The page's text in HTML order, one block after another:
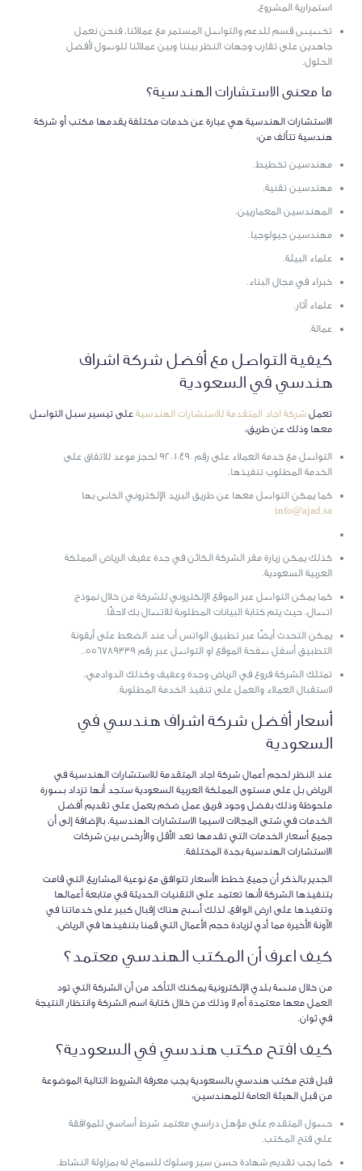
استمرارية المشروع.
تخصيص قسم للدعم والتواصل المستمر مع عملائنا، فنحن نعمل
جاهدين على تقارب وجهات النظر بيننا وبين عملائنا للوصول لأفضل
الحلول.
ما معنى الاستشارات الهندسية؟
الاستشارات الهندسية هي عبارة عن خدمات مختلفة يقدمها مكتب أو شركة
هندسية تتألف من:
مهندسين تخطيط.
مهندسين تقنية.
المهندسين المعماريين.
مهندسين جيولوجيا.
علماء البيئة.
خبراء في مجال البناء.
علماء آثار.
عمالة.
كيفية التواصل مع أفضل شركة اشراف
هندسي في السعودية
تعمل شركة اجاد المتقدمة للاستشارات الهندسيةعلى تيسير سبل التواصل
معها وذلك عن طريق:
التواصل مع خدمة العملاء على رقم 920010490 لحجز موعد للاتفاق على
الخدمة المطلوب تنفيذها.
كما يمكن التواصل معها عن طريق البريد الإلكتروني الخاص بها
info@ajad.sa
كذلك يمكن زيارة مقر الشركة الكائن في جدة عفيف الرياض المملكة
العربية السعودية.
كما يمكن التواصل عبر الموقع الإلكتروني للشركة من خلال نموذج
اتصال، حيث يتم كتابة البيانات المطلوبة للاتصال بك لاحقًا.
يمكن التحدث أيضًا عبر تطبيق الواتس أب عند الضغط على أيقونة
التطبيق أسفل صفحة الموقع او التواصل عبر رقم 0556789339.
تمتلك الشركة فروع في الرياض وجدة وعفيف وكذلك الدوادمي،
لاستقبال العملاء والعمل على تنفيذ الخدمة المطلوبة.
أسعار أفضل شركة اشراف هندسي في
السعودية
عند النظر لحجم أعمال شركة اجاد المتقدمة للاستشارات الهندسية في
الرياض بل على مستوى المملكة العربية السعودية ستجد أنها تزداد بصورة
ملحوظة وذلك بفضل وجود فريق عمل ضخم يعمل على تقديم أفضل
الخدمات في شتى المجالات لاسيما الاستشارات الهندسية، بالإضافة إلى أن
جميع أسعار الخدمات التي تقدمها تعد الأقل والأرخص بين شركات
الاستشارات الهندسية بجدة المختلفة.
الجدير بالذكر أن جميع خطط الأسعار تتوافق مع نوعية المشاريع التي قامت
بتنفيذها الشركة لأنها تعتمد على التقنيات الحديثة في متابعة أعمالها
وتنفيذها على ارض الواقع، لذلك أصبح هناك إقبال كبير على خدماتنا في
الآونة الأخيرة مما أدي لزيادة حجم الأعمال التي قمنا بتنفيذها في الرياض.
كيف اعرف أن المكتب الهندسي معتمد؟
من خلال منصة بلدي الإلكترونية يمكنك التأكد من أن الشركة التي تود
العمل معها معتمدة أم لا وذلك من خلال كتابة اسم الشركة وانتظار النتيجة
في ثوان.
كيف افتح مكتب هندسي في السعودية؟
قبل فتح مكتب هندسي بالسعودية يجب معرفة الشروط التالية الموضوعة
من قبل الهيئة العامة للمهندسين:
حصول المتقدم على مؤهل دراسي معتمد شرط أساسي للموافقة
على فتح المكتب.
كما يجب تقديم شهادة حسن سير وسلوك للسماح له بمزاولة النشاط.